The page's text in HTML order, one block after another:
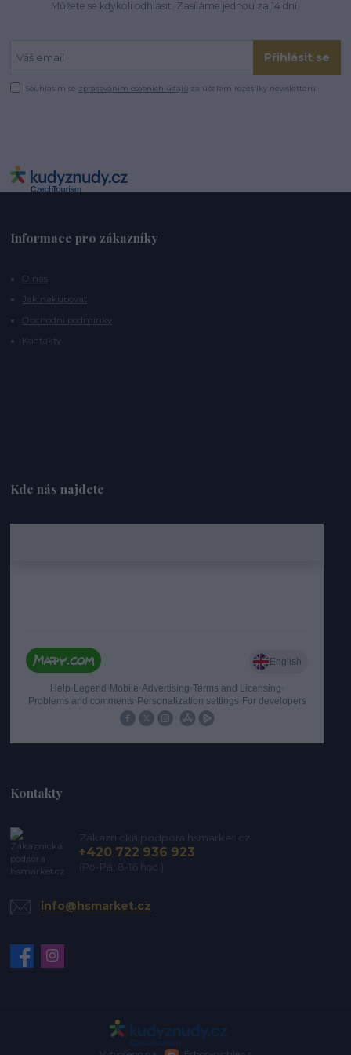
Můžete se kdykoli odhlásit. Zasíláme jednou za 14 dní.
Přihlásit se
Souhlasím se zpracováním osobních údajů za účelem rozesílky newsletteru.
Informace pro zákazníky
O nás
Jak nakupovat
Obchodní podmínky
Kontakty
Kde nás najdete
Kontakty
Zákaznická podpora hsmarket.cz
+420 722 936 923
(Po-Pá, 8-16 hod.)
info@hsmarket.cz